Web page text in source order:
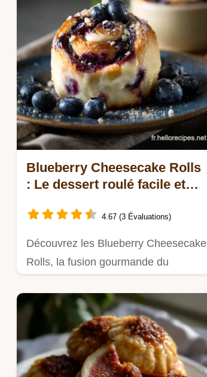
Blueberry Cheesecake Rolls
: Le dessert roulé facile et
4.67 (3 Évaluations)
Découvrez les Blueberry Cheesecake
Rolls, la fusion gourmande du